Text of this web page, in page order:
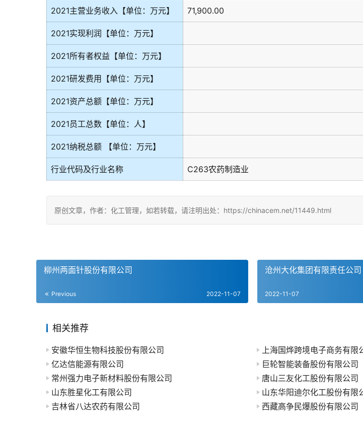
2021主营业务收入【单位：万元】 71,900.00
2021实现利润【单位：万元】
2021所有者权益【单位：万元】
2021研发费用【单位：万元】
2021资产总额【单位：万元】
2021员工总数【单位：人】
2021纳税总额 【单位：万元】
行业代码及行业名称 C263农药制造业
原创文章，作者：化工管理，如若转载，请注明出处：https://chinacem.net/11449.html
柳州两面针股份有限公司
Previous 2022-11-07
沧州大化集团有限责任公司
2022-11-07
相关推荐
安徽华恒生物科技股份有限公司
上海国烨跨境电子商务有限
亿达信能源有限公司
巨轮智能装备股份有限公司
常州强力电子新材料股份有限公司
唐山三友化工股份有限公司
山东胜星化工有限公司
山东华阳迪尔化工股份有限
吉林省八达农药有限公司
西藏高争民爆股份有限公司